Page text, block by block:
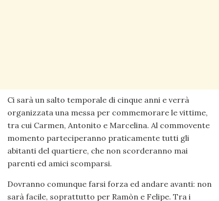
Ci sarà un salto temporale di cinque anni e verrà
organizzata una messa per commemorare le vittime,
tra cui Carmen, Antonito e Marcelina. Al commovente
momento parteciperanno praticamente tutti gli
abitanti del quartiere, che non scorderanno mai
parenti ed amici scomparsi.
Dovranno comunque farsi forza ed andare avanti: non
sarà facile, soprattutto per Ramòn e Felipe. Tra i